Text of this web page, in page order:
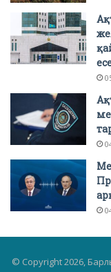
© Copyright 2026,